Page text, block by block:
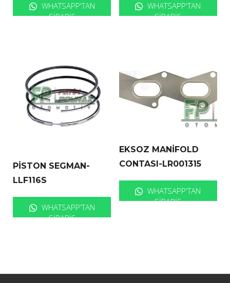
WHATSAPP'TAN
SIPARIŞ
WHATSAPP'TAN
SIPARIŞ
PİSTON SEGMAN-
LLF116S
WHATSAPP'TAN
SIPARIŞ
EKSOZ MANİFOLD
CONTASI-LR001315
WHATSAPP'TAN
SIPARIŞ